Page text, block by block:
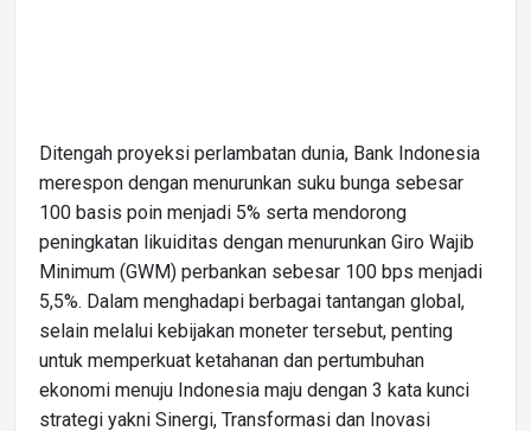
Ditengah proyeksi perlambatan dunia, Bank Indonesia
merespon dengan menurunkan suku bunga sebesar
100 basis poin menjadi 5% serta mendorong
peningkatan likuiditas dengan menurunkan Giro Wajib
Minimum (GWM) perbankan sebesar 100 bps menjadi
5,5%. Dalam menghadapi berbagai tantangan global,
selain melalui kebijakan moneter tersebut, penting
untuk memperkuat ketahanan dan pertumbuhan
ekonomi menuju Indonesia maju dengan 3 kata kunci
strategi yakni Sinergi, Transformasi dan Inovasi